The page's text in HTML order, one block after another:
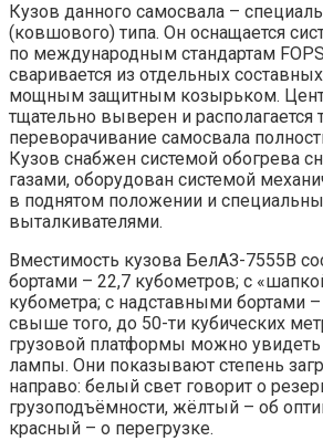
Кузов данного самосвала –
(ковшового) типа. Он оснащается
по международным стандартам
сваривается из отдельных
мощным защитным козырьком.
тщательно выверен и располагается
переворачивание самосвала
Кузов снабжен системой обогрева
газами, оборудован системой
в поднятом положении и
выталкивателями.
Вместимость кузова БелАЗ-7555В
бортами – 22,7 кубометров; с
кубометра; с надставными бортами
свыше того, до 50-ти кубических
грузовой платформы можно увидеть
лампы. Они показывают степень
направо: белый свет говорит о
грузоподъёмности, жёлтый – об
красный – о перегрузке.